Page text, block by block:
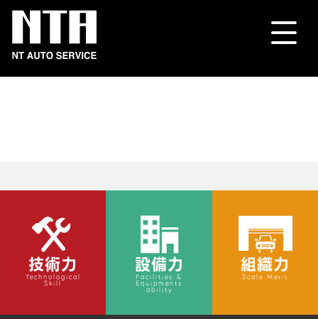
技術力
Technological
Skill
設備力
Facilities &
Equipments
ability
組織力
Scale Merit